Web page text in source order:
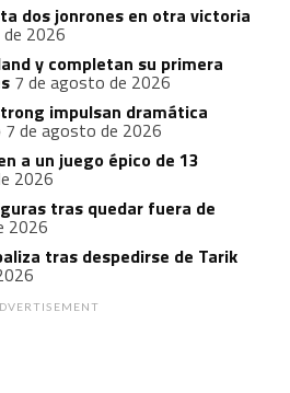
dos jonrones en otra victoria
2026
y completan su primera
7 de agosto de 2026
impulsan dramática
7 de agosto de 2026
a un juego épico de 13
2026
tras quedar fuera de
2026
tras despedirse de Tarik